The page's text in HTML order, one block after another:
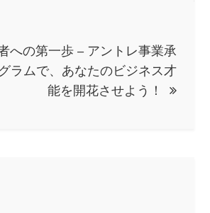
への第一歩 – アントレ事業承
ラムで、あなたのビジネス才
能を開花させよう！